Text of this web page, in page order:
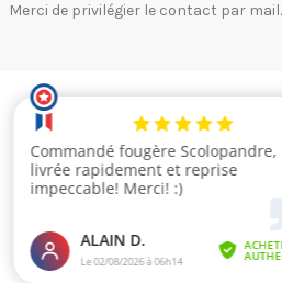
Merci de privilégier le contact par mail.